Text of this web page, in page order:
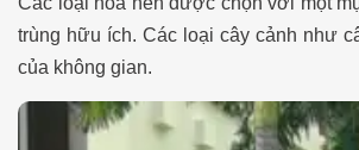
trùng hữu ích. Các loại cây cảnh như
của không gian.